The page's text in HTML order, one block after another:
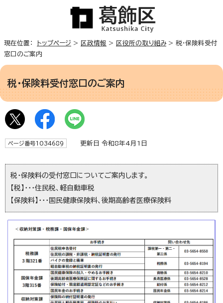
現在位置： トップページ > 区政情報 > 区役所の取り組み> 税・保険料受付
窓口のご案内
税・保険料受付窓口のご案内
ページ番号1034689 更新日 令和8年4月1日
税・保険料の受付窓口についてご案内します。
【税】・・・住民税、軽自動車税
【保険料】・・・国民健康保険料、後期高齢者医療保険料